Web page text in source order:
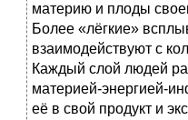
материю и плоды
Более «лёгкие»
взаимодействуют с
Каждый слой людей
материей-энергией-
её в свой продукт и